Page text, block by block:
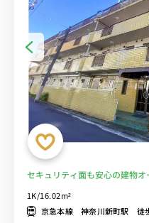
セキュリティ面も安心の建物
で徒歩圏内■選べるWi-Fi格安レ
1K/16.02m²
京急本線 神奈川新町駅 徒